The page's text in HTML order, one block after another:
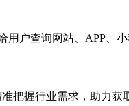
用户查询网站、APP、
把握行业需求，助力获